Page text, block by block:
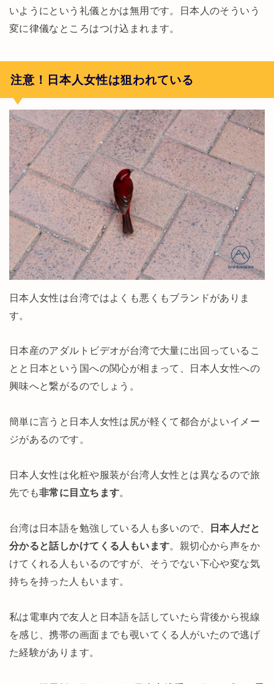
いようにという礼儀とかは無用です。日本人のそういう
変に律儀なところはつけ込まれます。
注意！日本人女性は狙われている
日本人女性は台湾ではよくも悪くもブランドがありま
す。
日本産のアダルトビデオが台湾で大量に出回っているこ
とと日本という国への関心が相まって、日本人女性への
興味へと繋がるのでしょう。
簡単に言うと日本人女性は尻が軽くて都合がよいイメー
ジがあるのです。
日本人女性は化粧や服装が台湾人女性とは異なるので旅
先でも非常に目立ちます。
台湾は日本語を勉強している人も多いので、 日本人だと
分かると話しかけてくる人もいます。親切心から声をか
けてくれる人もいるのですが、そうでない下心や変な気
持ちを持った人もいます。
私は電車内で友人と日本語を話していたら背後から視線
を感じ、携帯の画面までも覗いてくる人がいたので逃げ
た経験があります。